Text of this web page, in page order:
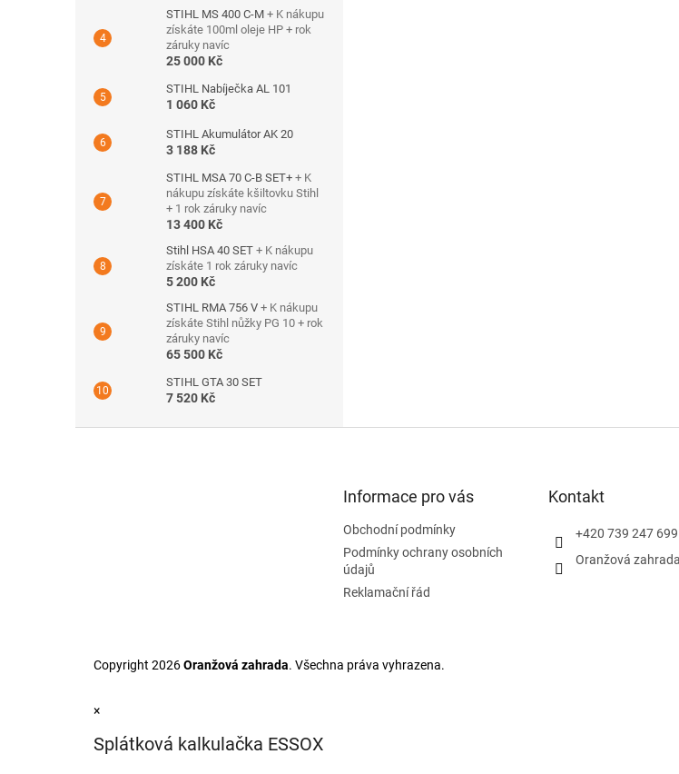
STIHL MS 400 C-M + K nákupu
získáte 100ml oleje HP + rok
záruky navíc
25 000 Kč
STIHL Nabíječka AL 101
1 060 Kč
STIHL Akumulátor AK 20
3 188 Kč
STIHL MSA 70 C-B SET+ + K
nákupu získáte kšiltovku Stihl
+ 1 rok záruky navíc
13 400 Kč
Stihl HSA 40 SET + K nákupu
získáte 1 rok záruky navíc
5 200 Kč
STIHL RMA 756 V + K nákupu
získáte Stihl nůžky PG 10 + rok
záruky navíc
65 500 Kč
STIHL GTA 30 SET
7 520 Kč
Informace pro vás
Obchodní podmínky
Podmínky ochrany osobních
údajů
Reklamační řád
Kontakt
+420 739 247 699
Oranžová
Copyright 2026Oranžová zahrada. Všechna práva vyhrazena.
×
Splátková kalkulačka ESSOX